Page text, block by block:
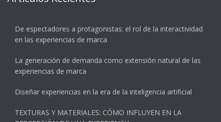
De espectadores a protagonistas: el rol de la interactividad
en las experiencias de marca
La generación de demanda como extensión natural de las
experiencias de marca
Diseñar experiencias en la era de la inteligencia artificial
TEXTURAS Y MATERIALES: CÓMO INFLUYEN EN LA